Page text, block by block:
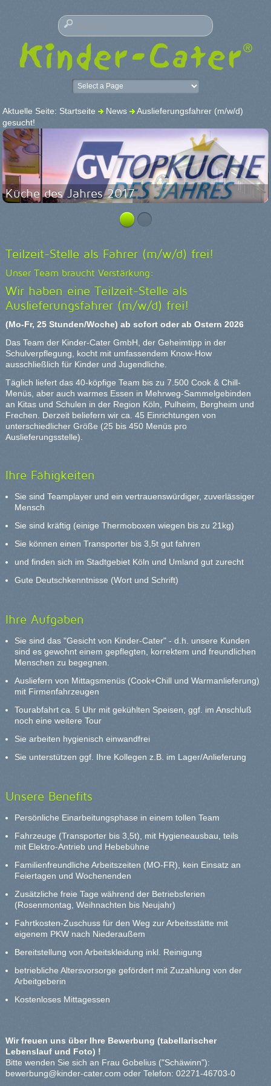
Aktuelle Seite: Startseite News
Auslieferungsfahrer (m/w/d)
gesucht!
Küche des Jahres 2017
Teilzeit-Stelle als Fahrer (m/w/d) frei!
Unser Team braucht Verstärkung:
Wir haben eine Teilzeit-Stelle als
Auslieferungsfahrer (m/w/d) frei!
(Mo-Fr, 25 Stunden/Woche) ab sofort oder ab Ostern 2026
Das Team der Kinder-Cater GmbH, der Geheimtipp in der
Schulverpflegung, kocht mit umfassendem Know-How
ausschließlich für Kinder und Jugendliche.
Täglich liefert das 40-köpfige Team bis zu 7.500 Cook & Chill-
Menüs, aber auch warmes Essen in Mehrweg-Sammelgebinden
an Kitas und Schulen in der Region Köln, Pulheim, Bergheim und
Frechen. Derzeit beliefern wir ca. 45 Einrichtungen von
unterschiedlicher Größe (25 bis 450 Menüs pro
Auslieferungsstelle).
Ihre Fähigkeiten
Sie sind Teamplayer und ein vertrauenswürdiger, zuverlässiger
Mensch
Sie sind kräftig (einige Thermoboxen wiegen bis zu 21kg)
Sie können einen Transporter bis 3,5t gut fahren
und finden sich im Stadtgebiet Köln und Umland gut zurecht
Gute Deutschkenntnisse (Wort und Schrift)
Ihre Aufgaben
Sie sind das "Gesicht von Kinder-Cater" - d.h. unsere Kunden
sind es gewohnt einem gepflegten, korrektem und freundlichen
Menschen zu begegnen.
Ausliefern von Mittagsmenüs (Cook+Chill und Warmanlieferung)
mit Firmenfahrzeugen
Tourabfahrt ca. 5 Uhr mit gekühlten Speisen, ggf. im Anschluß
noch eine weitere Tour
Sie arbeiten hygienisch einwandfrei
Sie unterstützen ggf. Ihre Kollegen z.B. im Lager/Anlieferung
Unsere Benefits
Persönliche Einarbeitungsphase in einem tollen Team
Fahrzeuge (Transporter bis 3,5t), mit Hygieneausbau, teils
mit Elektro-Antrieb und Hebebühne
Familienfreundliche Arbeitszeiten (MO-FR), kein Einsatz an
Feiertagen und Wochenenden
Zusätzliche freie Tage während der Betriebsferien
(Rosenmontag, Weihnachten bis Neujahr)
Fahrtkosten-Zuschuss für den Weg zur Arbeitsstätte mit
eigenem PKW nach Niederaußem
Bereitstellung von Arbeitskleidung inkl. Reinigung
betriebliche Altersvorsorge gefördert mit Zuzahlung von der
Arbeitgeberin
Kostenloses Mittagessen
Wir freuen uns über Ihre Bewerbung (tabellarischer
Lebenslauf und Foto) !
Bitte wenden Sie sich an Frau Gobelius ("Schäwinn"):
bewerbung@kinder-cater.com oder Telefon: 02271-46703-0